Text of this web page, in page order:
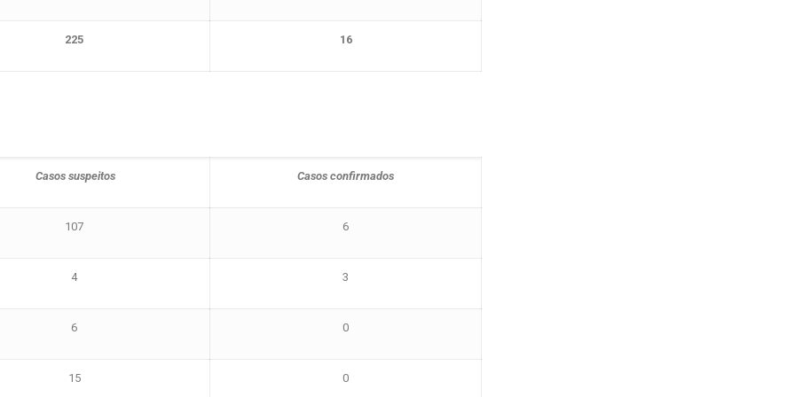
225 16
Casos suspeitos Casos confirmados
107 6
4 3
6 0
15 0